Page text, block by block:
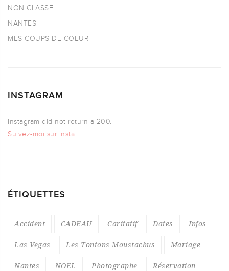
NON CLASSE
NANTES
MES COUPS DE COEUR
INSTAGRAM
Instagram did not return a 200.
Suivez-moi sur Insta !
ÉTIQUETTES
Accident CADEAU Caritatif Dates Infos
Las Vegas Les Tontons Moustachus Mariage
Nantes NOEL Photographe Réservation